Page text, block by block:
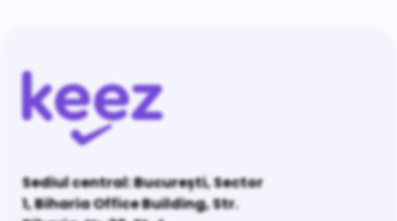
Sediul central: București, Sector
1, Biharia Office Building, Str.